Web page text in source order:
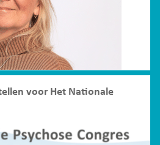
voor Het Nationale